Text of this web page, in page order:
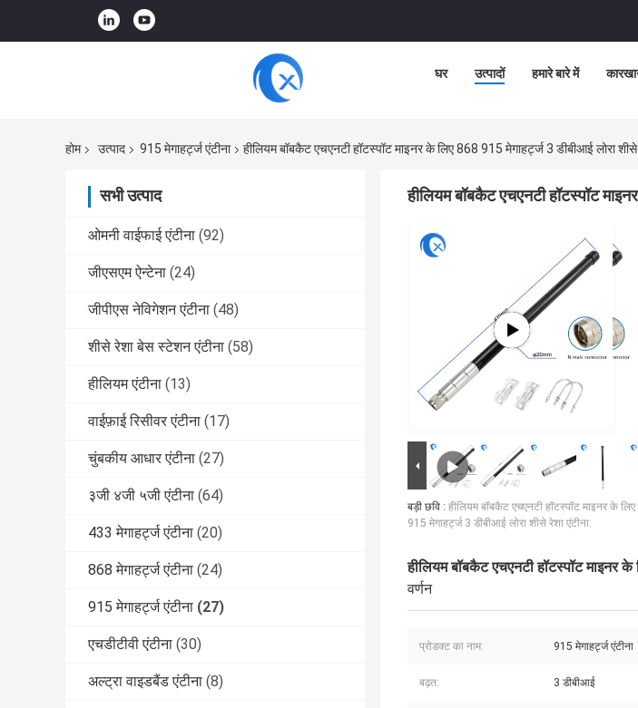
घर उत्पादों हमारे बारे में
होम उत्पाद 915 मेगाहर्ट्ज एंटीना हीलियम बॉबकैट एचएनटी हॉटस्पॉट माइनर के लिए 868 915 मेगाहर्ट्ज 3 डीबीआई लोरा शीसे
सभी उत्पाद
ओमनी वाईफाई एंटीना (92)
जीएसएम ऐन्टेना (24)
जीपीएस नेविगेशन एंटीना (48)
शीसे रेशा बेस स्टेशन एंटीना (58)
हीलियम एंटीना (13)
वाईफ़ाई रिसीवर एंटीना (17)
चुंबकीय आधार एंटीना (27)
३जी ४जी ५जी एंटीना (64)
433 मेगाहर्ट्ज एंटीना (20)
868 मेगाहर्ट्ज एंटीना (24)
915 मेगाहर्ट्ज एंटीना (27)
एचडीटीवी एंटीना (30)
अल्ट्रा वाइडबैंड एंटीना (8)
हीलियम बॉबकैट एचएनटी हॉटस्पॉट
बड़ी छवि : हीलियम बॉबकैट एचएनटी हॉटस्पॉट माइनर के
915 मेगाहर्ट्ज 3 डीबीआई लोरा शीसे रेशा एंटीना:
हीलियम बॉबकैट एचएनटी हॉटस्पॉट माइनर
वर्णन
प्रोडक्ट का नाम: 915 मेगाहर्ट्ज एंटीना
बढ़त: 3 डीबीआई